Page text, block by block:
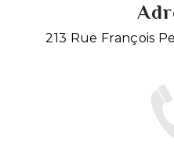
213 Rue François